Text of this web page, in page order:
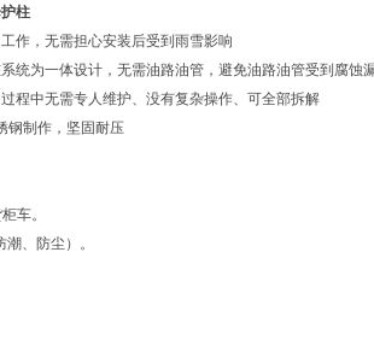
柱
作，无需担心安装后受到雨雪影响
统为一体设计，无需油路油管，避免油路油管受到腐蚀
程中无需专人维护、没有复杂操作、可全部拆解
钢制作，坚固耐压
车。
潮、防尘）。